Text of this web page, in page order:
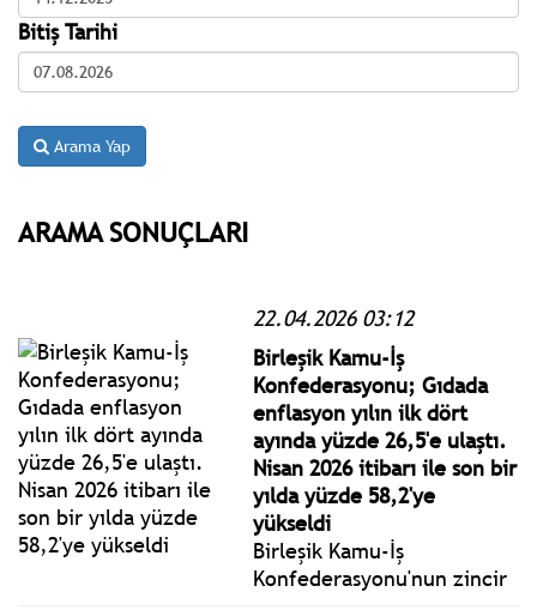
Bitiş Tarihi
Arama Yap
ARAMA SONUÇLARI
22.04.2026 03:12
Birleşik Kamu-İş
Konfederasyonu; Gıdada
enflasyon yılın ilk dört
ayında yüzde 26,5'e ulaştı.
Nisan 2026 itibarı ile son bir
yılda yüzde 58,2'ye
yükseldi
Birleşik Kamu-İş
Konfederasyonu'nun zincir